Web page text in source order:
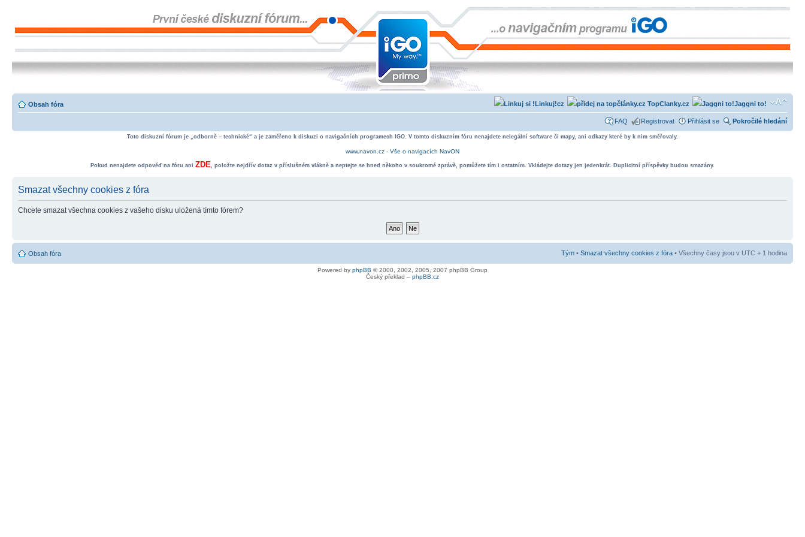
Obsah fóra Jaggni to!
TopClanky.cz
Linkuj!cz
FAQ Registrovat Přihlásit se Pokročilé hledání
Toto diskuzní fórum je „odborně – technické“ a je zaměřeno k diskuzi o navigačních programech IGO. V tomto diskuzním fóru nenajdete nelegální software či mapy, ani odkazy které by k nim směřovaly.
www.navon.cz - Vše o navigacích NavON
Pokud nenajdete odpověď na fóru ani ZDE, položte nejdřív dotaz v příslušném vlákně a neptejte se hned někoho v soukromé zprávě, pomůžete tím i ostatním. Vkládejte dotazy jen jedenkrát. Duplicitní příspěvky budou smazány.
Smazat všechny cookies z fóra
Chcete smazat všechna cookies z vašeho disku uložená tímto fórem?
Obsah fóra Tým • Smazat všechny cookies z fóra • Všechny časy jsou v UTC + 1 hodina
Powered by phpBB © 2000, 2002, 2005, 2007 phpBB Group
Český překlad – phpBB.cz